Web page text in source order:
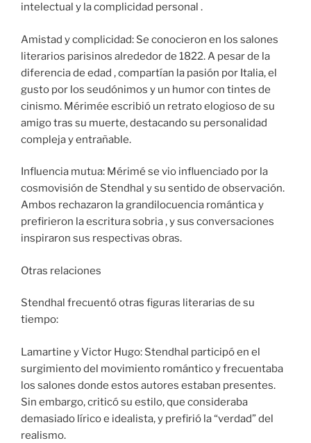
intelectual y la complicidad personal .
Amistad y complicidad: Se conocieron en los salones
literarios parisinos alrededor de 1822. A pesar de la
diferencia de edad , compartían la pasión por Italia, el
gusto por los seudónimos y un humor con tintes de
cinismo. Mérimée escribió un retrato elogioso de su
amigo tras su muerte, destacando su personalidad
compleja y entrañable.
Influencia mutua: Mérimé se vio influenciado por la
cosmovisión de Stendhal y su sentido de observación.
Ambos rechazaron la grandilocuencia romántica y
prefirieron la escritura sobria , y sus conversaciones
inspiraron sus respectivas obras.
Otras relaciones
Stendhal frecuentó otras figuras literarias de su
tiempo:
Lamartine y Victor Hugo: Stendhal participó en el
surgimiento del movimiento romántico y frecuentaba
los salones donde estos autores estaban presentes.
Sin embargo, criticó su estilo, que consideraba
demasiado lírico e idealista, y prefirió la “verdad” del
realismo.